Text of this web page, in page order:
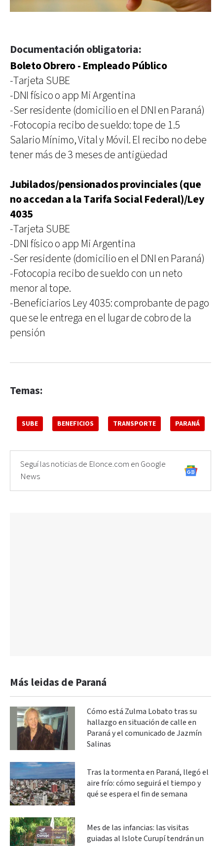
Documentación obligatoria:
Boleto Obrero - Empleado Público
-Tarjeta SUBE
-DNI físico o app Mi Argentina
-Ser residente (domicilio en el DNI en Paraná)
-Fotocopia recibo de sueldo: tope de 1.5
Salario Mínimo, Vital y Móvil. El recibo no debe
tener más de 3 meses de antigüedad
Jubilados/pensionados provinciales (que
no accedan a la Tarifa Social Federal)/Ley
4035
-Tarjeta SUBE
-DNI físico o app Mi Argentina
-Ser residente (domicilio en el DNI en Paraná)
-Fotocopia recibo de sueldo con un neto
menor al tope.
-Beneficiarios Ley 4035: comprobante de pago
que se le entrega en el lugar de cobro de la
pensión
Temas:
SUBE BENEFICIOS TRANSPORTE PARANÁ
Seguí las noticias de Elonce.com en Google
News
Más leidas de Paraná
Cómo está Zulma Lobato tras su
hallazgo en situación de calle en
Paraná y el comunicado de Jazmín
Salinas
Tras la tormenta en Paraná, llegó el
aire frío: cómo seguirá el tiempo y
qué se espera el fin de semana
Mes de las infancias: las visitas
guiadas al Islote Curupí tendrán un